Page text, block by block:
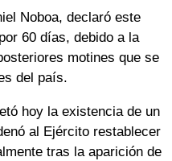
Noboa, declaró este
60 días, debido a la
motines que se
del país.
hoy la existencia de un
al Ejército restablecer
tras la aparición de